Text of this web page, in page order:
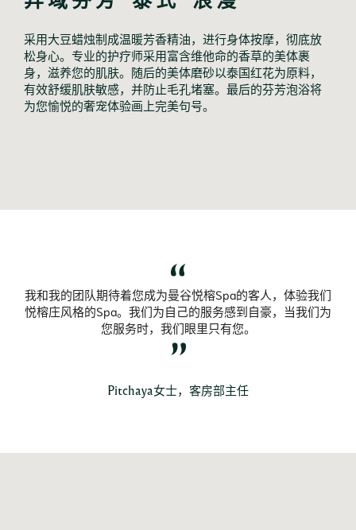
采用大豆蜡烛制成温暖芳香精油，进行身体按摩，彻底放
松身心。专业的护疗师采用富含维他命的香草的美体裹
身，滋养您的肌肤。随后的美体磨砂以泰国红花为原料，
有效舒缓肌肤敏感，并防止毛孔堵塞。最后的芬芳泡浴将
为您愉悦的奢宠体验画上完美句号。
我和我的团队期待着您成为曼谷悦榕Spa的客人，体验我们
悦榕庄风格的Spa。我们为自己的服务感到自豪，当我们为
您服务时，我们眼里只有您。